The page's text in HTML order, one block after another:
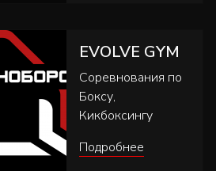
EVOLVE GYM
Соревнования по
Боксу,
Кикбоксингу
Подробнее